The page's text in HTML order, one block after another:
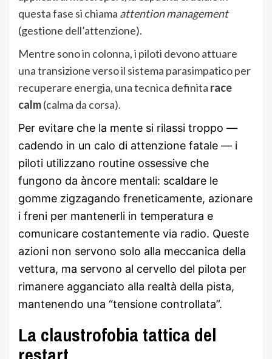
questa fase si chiama attention management
(gestione dell’attenzione).
Mentre sono in colonna, i piloti devono attuare
una transizione verso il sistema parasimpatico per
recuperare energia, una tecnica definita race
calm(calma da corsa).
Per evitare che la mente si rilassi troppo —
cadendo in un calo di attenzione fatale — i
piloti utilizzano routine ossessive che
fungono da àncore mentali: scaldare le
gomme zigzagando freneticamente, azionare
i freni per mantenerli in temperatura e
comunicare costantemente via radio. Queste
azioni non servono solo alla meccanica della
vettura, ma servono al cervello del pilota per
rimanere agganciato alla realtà della pista,
mantenendo una “tensione controllata”.
La claustrofobia tattica del